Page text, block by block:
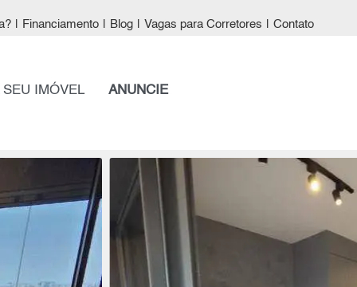
Financiamento Blog Vagas para Corretores Contato
IMÓVEL ANUNCIE